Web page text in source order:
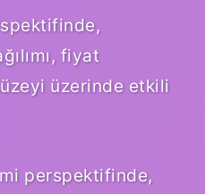
fiyat
üzerinde etkili
perspektifinde,